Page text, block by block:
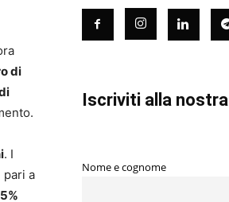
di
. I
pari a
Iscriviti alla
Nome e cognome